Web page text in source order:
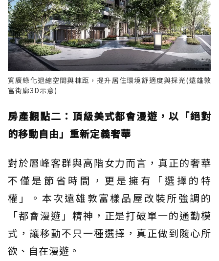
寬廣綠化退縮空間與棟距，提升居住環境舒適度與採光(遠雄敦
富街廓3D示意)
房產觀點二：頂級美式都會漫遊，以「絕對
的移動自由」重新定義奢華
對於層峰客群與高階女力而言，真正的奢華
不僅是節省時間，更是擁有「選擇的特
權」。本次遠雄敦富樣品屋改裝所強調的
「都會漫遊」精神，正是打破單一的通勤模
式，讓移動不只一種選擇，真正做到隨心所
欲、自在漫遊。